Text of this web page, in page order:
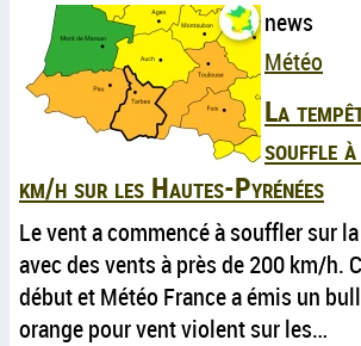
news
Météo
La
souffle
km/h sur les Hautes-Pyrénées
Le vent a commencé à souffler sur
avec des vents à près de 200 km/h.
début et Météo France a émis un
orange pour vent violent sur les…